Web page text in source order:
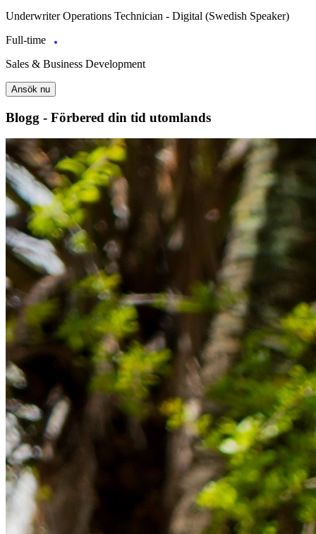
Underwriter Operations Technician - Digital (Swedish Speaker)
Full-time
Sales & Business Development
Ansök nu
Blogg - Förbered din tid utomlands